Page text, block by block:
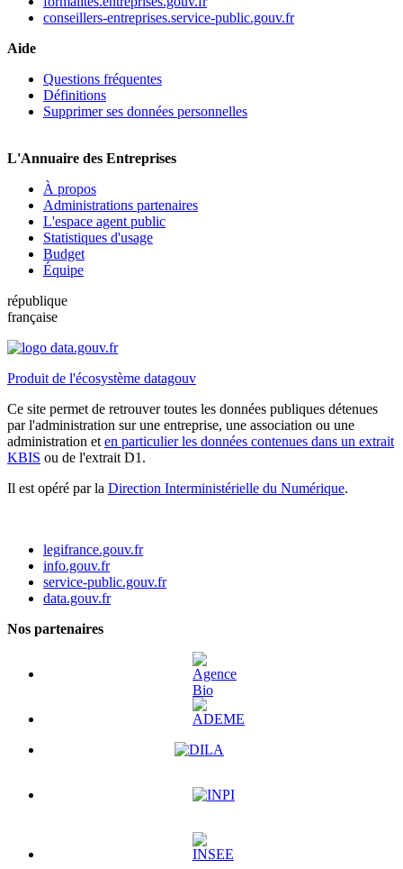
conseillers-entreprises.service-public.gouv.fr
Aide
Questions fréquentes
Définitions
Supprimer ses données personnelles
L'Annuaire des Entreprises
À propos
Administrations partenaires
L'espace agent public
Statistiques d'usage
Budget
Équipe
république
française
Produit de l'écosystème datagouv
Ce site permet de retrouver toutes les données publiques détenues
par l'administration sur une entreprise, une association ou une
administration et en particulier les données contenues dans un extrait
KBIS ou de l'extrait D1.
Il est opéré par la Direction Interministérielle du Numérique.
legifrance.gouv.fr
info.gouv.fr
service-public.gouv.fr
data.gouv.fr
Nos partenaires